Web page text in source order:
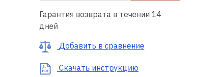
нас
Гарантия возврата в течении 14
дней
Добавить в сравнение
Скачать инструкцию